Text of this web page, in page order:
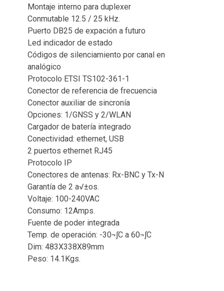
Montaje interno para duplexer
Conmutable 12.5 / 25 kHz.
Puerto DB25 de expación a futuro
Led indicador de estado
Códigos de silenciamiento por canal en
analógico
Protocolo ETSI TS102-361-1
Conector de referencia de frecuencia
Conector auxiliar de sincronía
Opciones: 1/GNSS y 2/WLAN
Cargador de batería integrado
Conectividad: ethernet, USB
2 puertos ethernet RJ45
Protocolo IP
Conectores de antenas: Rx-BNC y Tx-N
Garantía de 2 a√±os.
Voltaje: 100-240VAC
Consumo: 12Amps.
Fuente de poder integrada
Temp. de operación: -30¬∫C a 60¬∫C
Dim: 483X338X89mm
Peso: 14.1Kgs.